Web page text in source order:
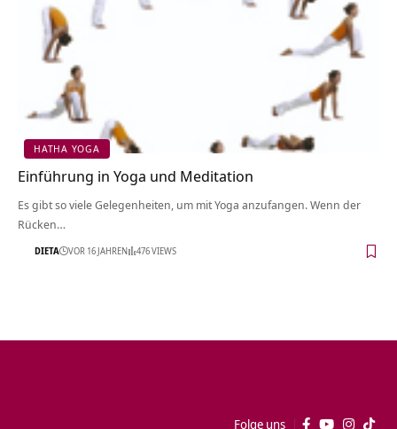
HATHA YOGA
Einführung in Yoga und Meditation
Es gibt so viele Gelegenheiten, um mit Yoga anzufangen. Wenn der
Rücken…
DIETA VOR 16 JAHREN 476 VIEWS
Folge uns